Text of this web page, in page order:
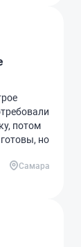
потом
но
Самара